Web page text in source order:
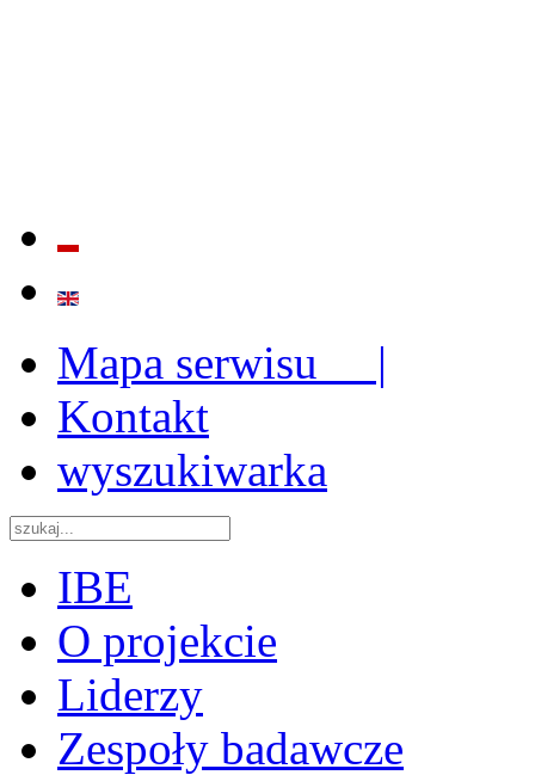
Mapa serwisu |
Kontakt
wyszukiwarka
IBE
O projekcie
Liderzy
Zespoły badawcze